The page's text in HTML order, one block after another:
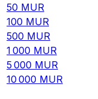
50 MUR
100 MUR
500 MUR
1 000 MUR
5 000 MUR
10 000 MUR